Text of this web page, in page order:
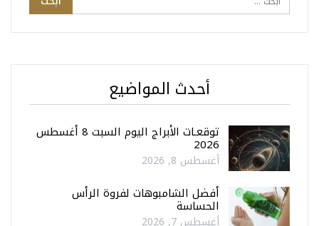
أحدث المواضيع
توقعـات الأبراج اليوم السبت 8 أغسطس
2026
أغسطس 8, 2026
أفضل الشامبوهات لفروة الرأس
الحساسة
أغسطس 7, 2026